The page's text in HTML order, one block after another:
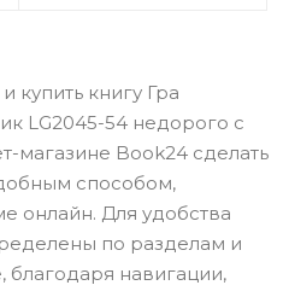
купить книгу Гра
LG2045-54 недорого с
магазине Book24 сделать
способом,
онлайн. Для удобства
по разделам и
благодаря навигации,